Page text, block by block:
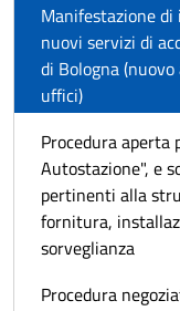
Manifestazione
nuovi servizi di
di Bologna
uffici)
Procedura aperta
Autostazione", e
pertinenti alla
fornitura,
sorveglianza
Procedura